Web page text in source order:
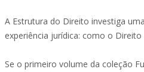
A Estrutura do Direito investiga
experiência jurídica: como o Direito
Se o primeiro volume da coleção